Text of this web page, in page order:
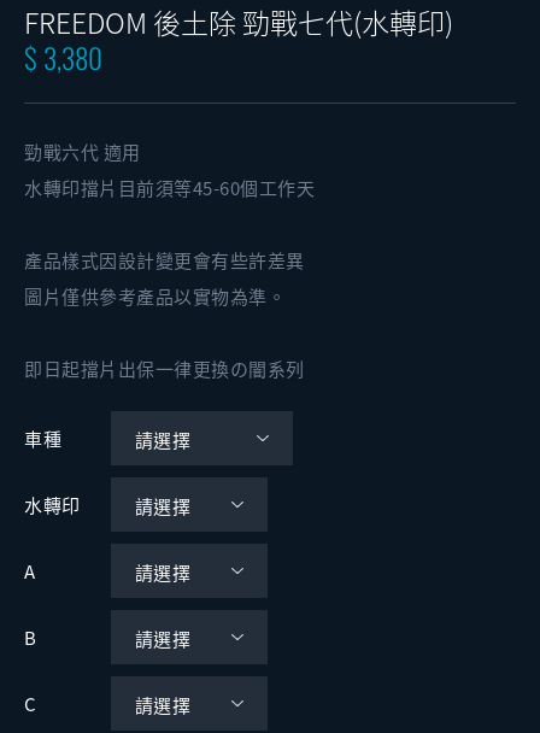
FREEDOM 後土除 勁戰七代(水轉印)
$ 3,380
勁戰六代 適用
水轉印擋片目前須等45-60個工作天
產品樣式因設計變更會有些許差異
圖片僅供參考產品以實物為準。
即日起擋片出保一律更換の闇系列
車種
水轉印
A
B
C